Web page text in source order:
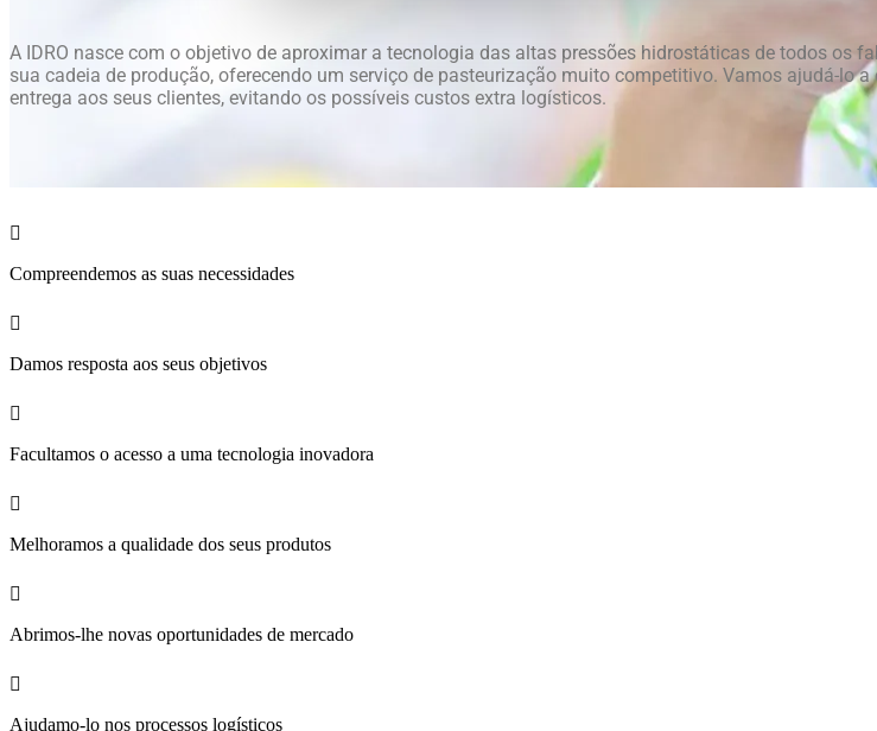
A IDRO nasce com o objetivo de aproximar a tecnologia das altas pressões hidrostáticas de todos os
sua cadeia de produção, oferecendo um serviço de pasteurização muito competitivo. Vamos ajudá-lo
entrega aos seus clientes, evitando os possíveis custos extra logísticos.
Compreendemos as suas necessidades
Damos resposta aos seus objetivos
Facultamos o acesso a uma tecnologia inovadora
Melhoramos a qualidade dos seus produtos
Abrimos-lhe novas oportunidades de mercado
Ajudamo-lo nos processos logísticos